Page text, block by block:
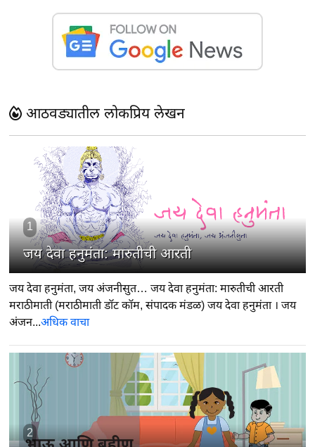
आठवड्यातील लोकप्रिय लेखन
1
जय देवा हनुमंता: मारुतीची आरती
जय देवा हनुमंता, जय अंजनीसुत… जय देवा हनुमंता: मारुतीची आरती
मराठीमाती (मराठीमाती डॉट कॉम, संपादक मंडळ) जय देवा हनुमंता । जय
अंजन...अधिक वाचा
2